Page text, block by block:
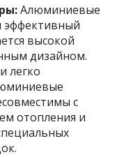
Алюминиевые
эффективный
высокой
дизайном.
легко
с
отопления и